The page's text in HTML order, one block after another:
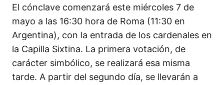
El cónclave comenzará este miércoles 7 de
mayo a las 16:30 hora de Roma (11:30 en
Argentina), con la entrada de los cardenales en
la Capilla Sixtina. La primera votación, de
carácter simbólico, se realizará esa misma
tarde. A partir del segundo día, se llevarán a